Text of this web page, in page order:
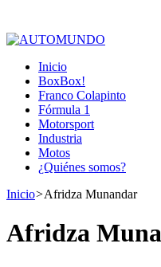
Inicio
BoxBox!
Franco Colapinto
Fórmula 1
Motorsport
Industria
Motos
¿Quiénes somos?
Inicio>Afridza Munandar
Afridza